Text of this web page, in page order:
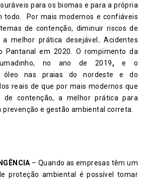
para os biomas e para a própria
todo. Por mais modernos e confiáveis
de contenção, diminuir riscos de
melhor prática desejável .Acidentes
Pantanal em 2020. O rompimento da
no ano de 2019, e o
óleo nas praias do nordeste e do
reais de que por mais modernos que
de contenção, a melhor prática para
prevenção e gestão ambiental correta.
– Quando as empresas têm um
proteção ambiental é possível tomar